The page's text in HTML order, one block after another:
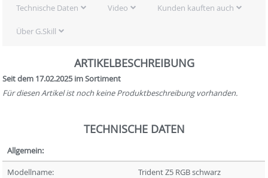
Technische Daten Video Kunden kauften auch
Über G.Skill
ARTIKELBESCHREIBUNG
Seit dem 17.02.2025 im Sortiment
Für diesen Artikel ist noch keine Produktbeschreibung vorhanden.
TECHNISCHE DATEN
Allgemein:
Modellname:
Trident Z5 RGB schwarz